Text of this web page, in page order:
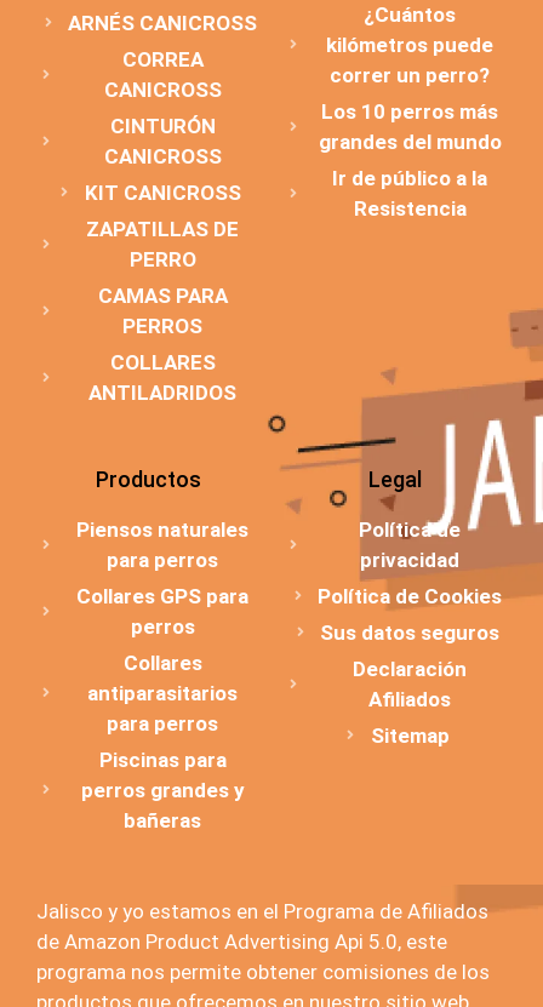
ARNÉS CANICROSS
CORREA
CANICROSS
CINTURÓN
CANICROSS
KIT CANICROSS
ZAPATILLAS DE
PERRO
CAMAS PARA
PERROS
COLLARES
ANTILADRIDOS
¿Cuántos
kilómetros puede
correr un perro?
Los 10 perros más
grandes del mundo
Ir de público a la
Resistencia
Productos
Piensos naturales
para perros
Collares GPS para
perros
Collares
antiparasitarios
para perros
Piscinas para
perros grandes y
bañeras
Legal
Política de
privacidad
Política de Cookies
Sus datos seguros
Declaración
Afiliados
Sitemap
Jalisco y yo estamos en el Programa de Afiliados
de Amazon Product Advertising Api 5.0, este
programa nos permite obtener comisiones de los
productos que ofrecemos en nuestro sitio web.